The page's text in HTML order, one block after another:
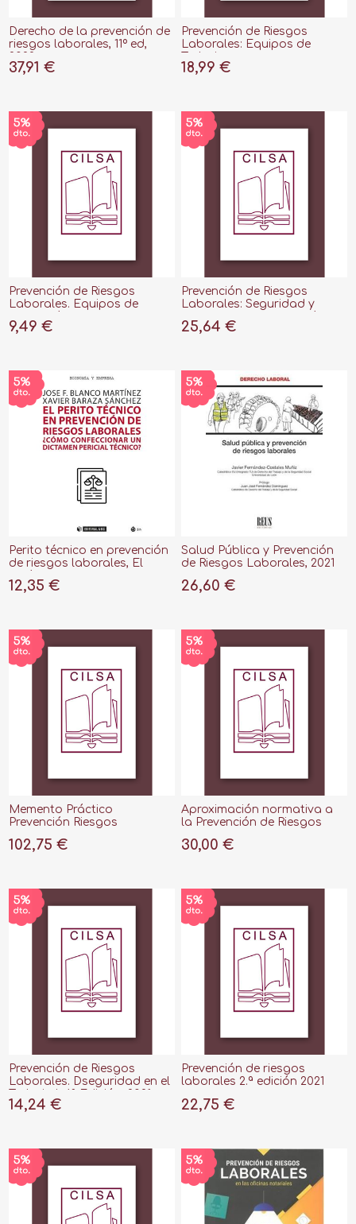
Derecho de la prevención de
riesgos laborales, 11º ed,
37,91 €
Prevención de Riesgos
Laborales: Equipos de
18,99 €
Prevención de Riesgos
Laborales. Equipos de
Edición 2022
9,49 €
Prevención de Riesgos
Laborales: Seguridad y
25,64 €
Perito técnico en prevención
de riesgos laborales, El
dictamen pericial técnico?"
12,35 €
Salud Pública y Prevención
de Riesgos Laborales, 2021
26,60 €
Memento Práctico
Prevención Riesgos
102,75 €
Aproximación normativa a
la Prevención de Riesgos
30,00 €
Prevención de Riesgos
Laborales. Dseguridad en el
14,24 €
Prevención de riesgos
laborales 2.ª edición 2021
22,75 €